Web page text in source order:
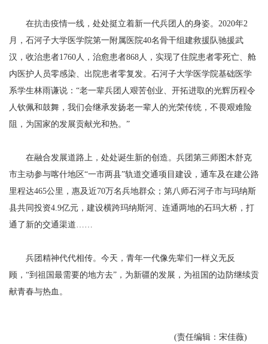
在抗击疫情一线，处处挺立着新一代兵团人的身姿。2020年2
月，石河子大学医学院第一附属医院40名骨干组建救援队驰援武
汉，收治患者1760人，治愈患者868人，实现了住院患者零死亡、舱
内医护人员零感染、出院患者零复发。石河子大学医学院基础医学
系学生林雨谦说：“老一辈兵团人艰苦创业、开拓进取的光辉历程令
人钦佩和鼓舞，我们会继承发扬老一辈人的光荣传统，不畏艰难险
阻，为国家的发展贡献光和热。”
在融合发展道路上，处处诞生新的创造。兵团第三师图木舒克
市主动参与喀什地区“一市两县”轨道交通项目建设，通车及在建公路
里程达465公里，惠及近70万名兵地群众；第八师石河子市与玛纳斯
县共同投资4.9亿元，建设横跨玛纳斯河、连通两地的石玛大桥，打
通了新的交通渠道……
兵团精神代代相传。今天，青年一代像先辈们一样义无反
顾，“到祖国最需要的地方去”，为新疆的发展，为祖国的边防继续贡
献青春与热血。
(责任编辑：宋佳薇)